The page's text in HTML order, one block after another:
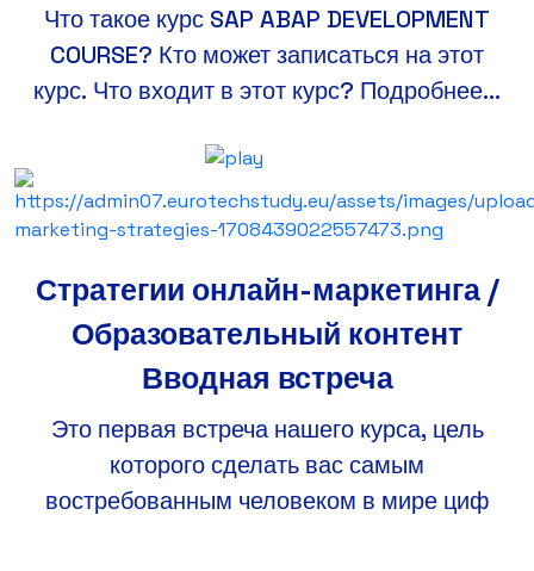
Что такое курс SAP ABAP DEVELOPMENT
COURSE? Кто может записаться на этот
курс. Что входит в этот курс? Подробнее...
Стратегии онлайн-маркетинга /
Образовательный контент
Вводная встреча
Это первая встреча нашего курса, цель
которого сделать вас самым
востребованным человеком в мире циф